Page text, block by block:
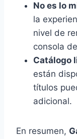
No es lo
la
nivel de
consola
Catálogo
están
títulos
adicional.
En resumen,